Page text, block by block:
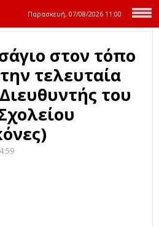
Παρασκευή, 07/08/2026 11:00
στον τόπο
τελευταία
του